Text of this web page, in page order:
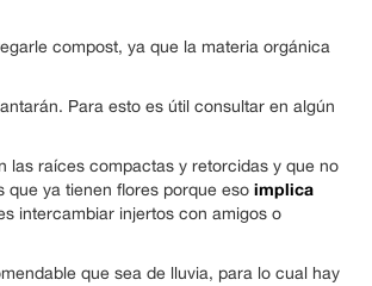
compost, ya que la materia orgánica
Para esto es útil consultar en algún
las raíces compactas y retorcidas y que no
que ya tienen flores porque eso implica
intercambiar injertos con amigos o
que sea de lluvia, para lo cual hay